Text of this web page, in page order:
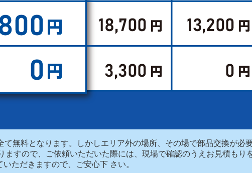
て無料となります。しかしエリア外の場所、その場で部品交換が必
ますので、ご依頼いただいた際には、現場で確認のうえお見積もり
ただきますので、ご安心下 さい。